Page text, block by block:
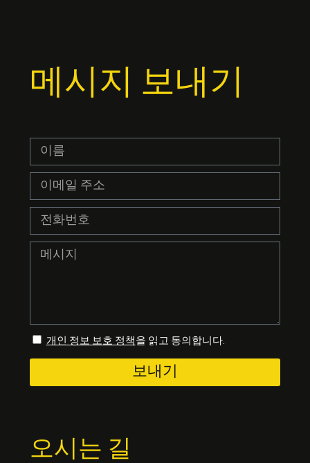
메시지 보내기
개인 정보 보호 정책 을 읽고 동의합니다.
보내기
오시는 길